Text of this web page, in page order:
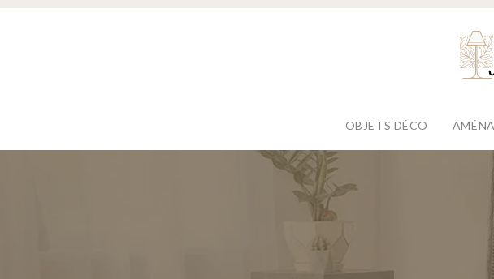
OBJETS DÉCO